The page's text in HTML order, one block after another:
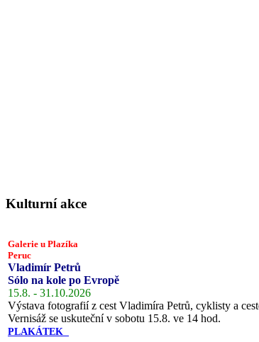
Kulturní akce
Galerie u Plazíka
Peruc
Vladimír Petrů
Sólo na kole po Evropě
15.8. - 31.10.2026
Výstava fotografií z cest Vladimíra Petrů, cyklisty a
Vernisáž se uskuteční v sobotu 15.8. ve 14 hod.
PLAKÁTEK